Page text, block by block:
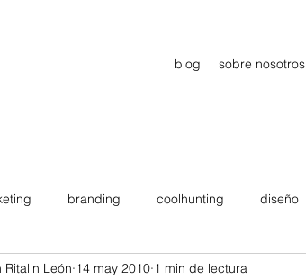
blog sobre nosotros
branding coolhunting diseño
emprendimiento estrategia gadgets
Ritalin León 14 may 2010 1 min de lectura